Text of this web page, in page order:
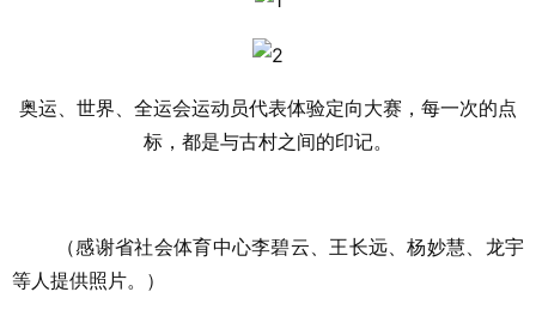
奥运、世界、全运会运动员代表体验定向大赛，每一次的点
标，都是与古村之间的印记。
（感谢省社会体育中心李碧云、王长远、杨妙慧、龙宇
等人提供照片。）